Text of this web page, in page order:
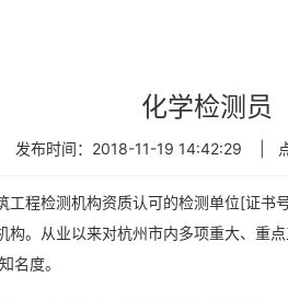
化学检测员
发布时间：2018-11-19 14:42:29 |
工程检测机构资质认可的检测单位[证
。从业以来对杭州市内多项重大、
名度。